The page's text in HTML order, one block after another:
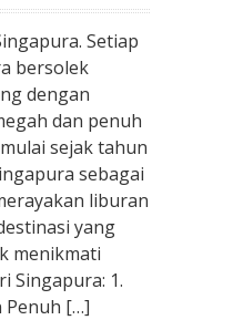
Setiap
bersolek
dengan
dan penuh
sejak tahun
sebagai
liburan
yang
menikmati
Singapura: 1.
Penuh […]